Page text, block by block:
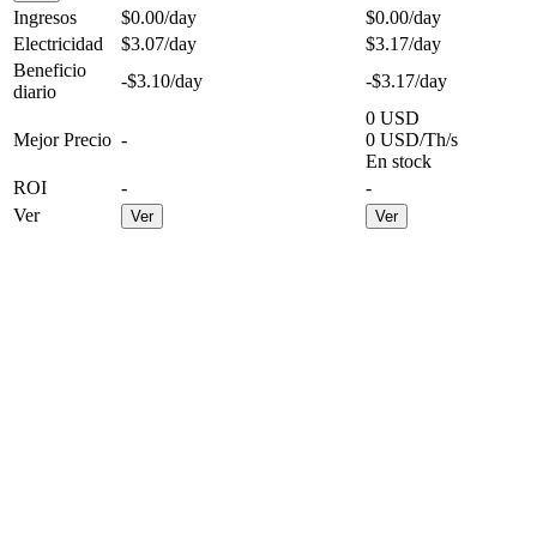
Ingresos $0.00/day $0.00/day
Electricidad
$3.07/day $3.17/day
Beneficio
diario
-$3.10/day -$3.17/day
Mejor Precio -
0 USD
0 USD/Th/s
En stock
ROI
-
-
Ver
Ver Ver